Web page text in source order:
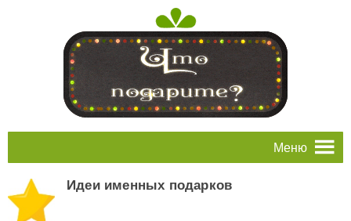
Меню
Идеи именных подарков